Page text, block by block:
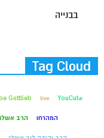
בבנייה
Tag Cloud
#YouCut
live
Gottlieb
המהרחו הרב